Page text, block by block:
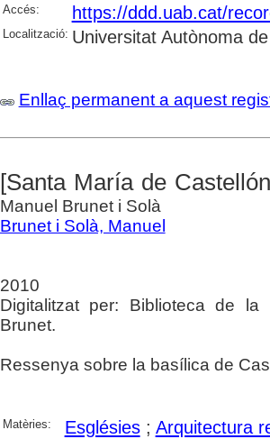
Accés: https://ddd.uab.cat/
Localització: Universitat Autònoma
Enllaç permanent a aquest
[Santa María de
Manuel Brunet i Solà
Brunet i Solà, Manuel
2010
Digitalitzat per: Biblioteca de
Brunet.
Ressenya sobre la basílica de
Matèries: Esglésies; Arquitectura